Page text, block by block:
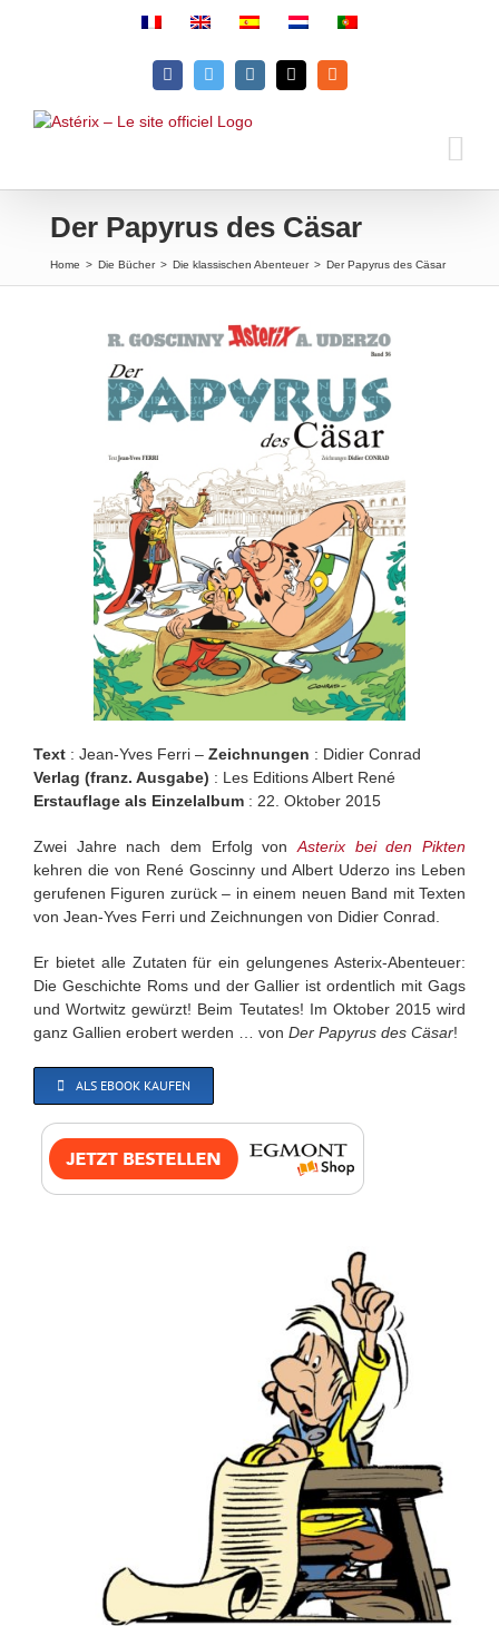
FacebookTwitterInstagramEmailRss
Der Papyrus des Cäsar
Home > Die Bücher > Die klassischen Abenteuer > Der Papyrus des Cäsar
Text : Jean-Yves Ferri – Zeichnungen : Didier Conrad
Verlag (franz. Ausgabe) : Les Editions Albert René
Erstauflage als Einzelalbum : 22. Oktober 2015
Zwei Jahre nach dem Erfolg von Asterix bei den Pikten
kehren die von René Goscinny und Albert Uderzo ins Leben
gerufenen Figuren zurück – in einem neuen Band mit Texten
von Jean-Yves Ferri und Zeichnungen von Didier Conrad.
Er bietet alle Zutaten für ein gelungenes Asterix-Abenteuer:
Die Geschichte Roms und der Gallier ist ordentlich mit Gags
und Wortwitz gewürzt! Beim Teutates! Im Oktober 2015 wird
ganz Gallien erobert werden … von Der Papyrus des Cäsar!
ALS EBOOK KAUFEN